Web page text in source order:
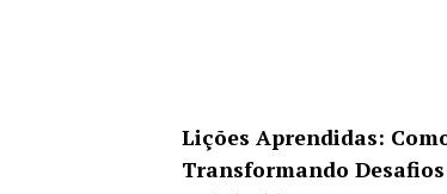
Lições Aprendidas:
Transformando